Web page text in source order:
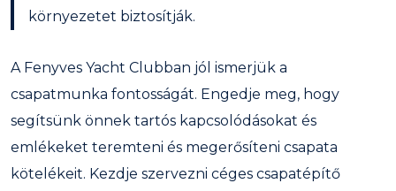
környezetet biztosítják.
A Fenyves Yacht Clubban jól ismerjük a
csapatmunka fontosságát. Engedje meg, hogy
segítsünk önnek tartós kapcsolódásokat és
emlékeket teremteni és megerősíteni csapata
kötelékeit. Kezdje szervezni céges csapatépítő